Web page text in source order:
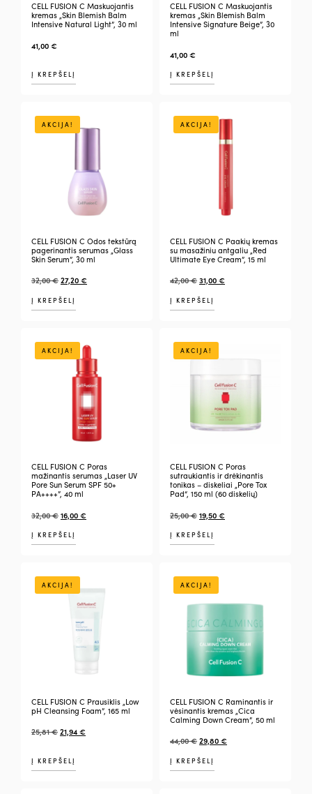
CELL FUSION C Maskuojantis
kremas „Skin Blemish Balm
Intensive Natural Light”, 30 ml
41,00€
Į KREPŠELĮ
CELL FUSION C Maskuojantis
kremas „Skin Blemish Balm
Intensive Signature Beige”, 30
ml
41,00€
Į KREPŠELĮ
AKCIJA!
CELL FUSION C Odos tekstūrą
pagerinantis serumas „Glass
Skin Serum”, 30 ml
32,00€27,20€
Į KREPŠELĮ
AKCIJA!
CELL FUSION C Paakių kremas
su masažiniu antgaliu „Red
Ultimate Eye Cream”, 15 ml
42,00€31,00€
Į KREPŠELĮ
AKCIJA!
CELL FUSION C Poras
mažinantis serumas „Laser UV
Pore Sun Serum SPF 50+
PA++++”, 40 ml
32,00€16,00€
Į KREPŠELĮ
AKCIJA!
CELL FUSION C Poras
sutraukiantis ir drėkinantis
tonikas – diskeliai „Pore Tox
Pad“, 150 ml (60 diskelių)
25,00€19,50€
Į KREPŠELĮ
AKCIJA!
CELL FUSION C Prausiklis „Low
pH Cleansing Foam”, 165 ml
25,81€21,94€
Į KREPŠELĮ
AKCIJA!
CELL FUSION C Raminantis ir
vėsinantis kremas „Cica
Calming Down Cream”, 50 ml
44,00€29,80€
Į KREPŠELĮ